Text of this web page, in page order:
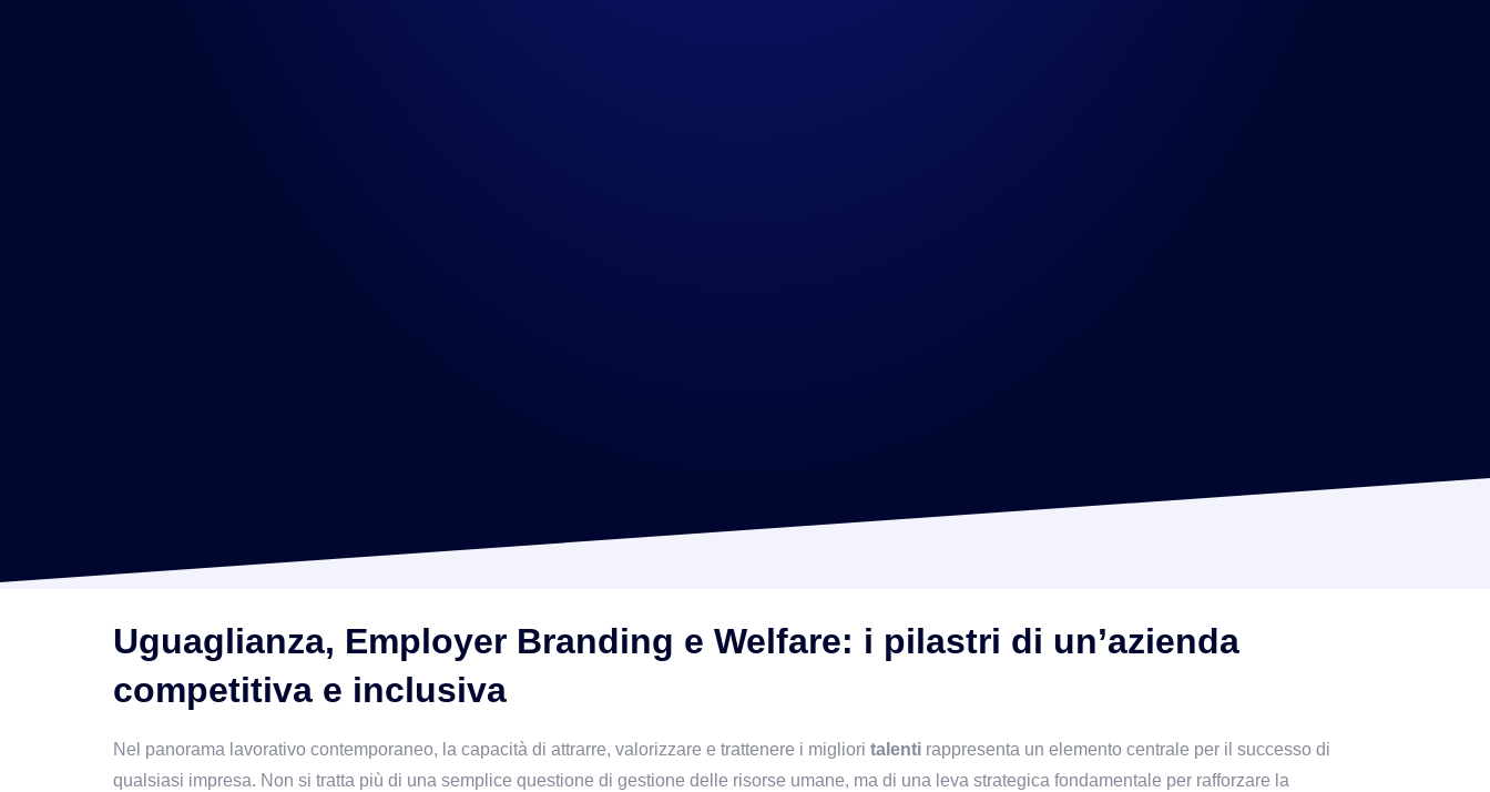
Uguaglianza, Employer Branding e Welfare: i pilastri di un’azienda
competitiva e inclusiva
Nel panorama lavorativo contemporaneo, la capacità di attrarre, valorizzare e trattenere i migliori talenti rappresenta un elemento centrale per il successo di
qualsiasi impresa. Non si tratta più di una semplice questione di gestione delle risorse umane, ma di una leva strategica fondamentale per rafforzare la